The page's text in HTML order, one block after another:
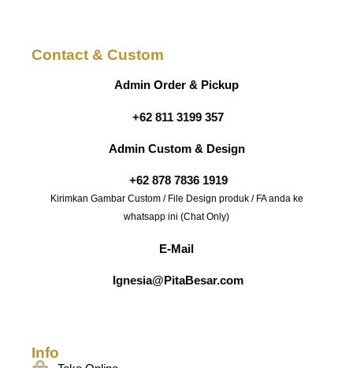
Contact & Custom
Admin Order & Pickup
+62 811 3199 357
Admin Custom & Design
+62 878 7836 1919
Kirimkan Gambar Custom / File Design produk / FA anda ke
whatsapp ini (Chat Only)
E-Mail
Ignesia@PitaBesar.com
Info